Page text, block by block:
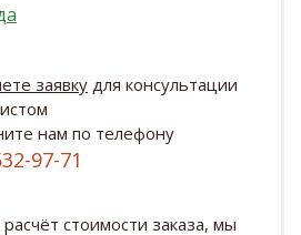
заявку для консультации
нам по телефону
97-71
стоимости заказа, мы